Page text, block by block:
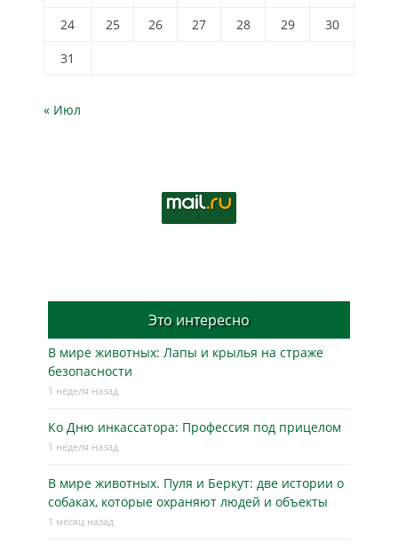
24
25 26 27 28 29
30
31
« Июл
Это интересно
В мире животных: Лапы и крылья на страже
безопасности
1 неделя назад
Ко Дню инкассатора: Профессия под прицелом
1 неделя назад
В мире животных. Пуля и Беркут: две истории о
собаках, которые охраняют людей и объекты
1 месяц назад